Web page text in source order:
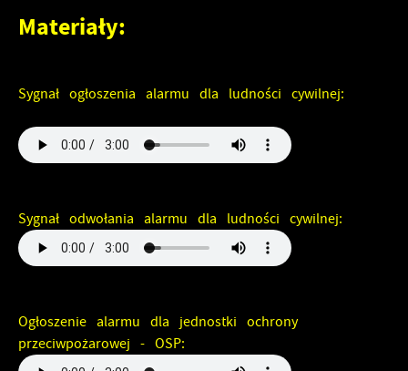
Materiały:
Sygnał ogłoszenia alarmu dla ludności cywilnej:
Sygnał odwołania alarmu dla ludności cywilnej:
Ogłoszenie alarmu dla jednostki ochrony
przeciwpożarowej - OSP: